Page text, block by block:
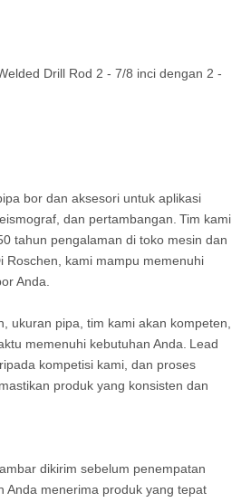
Drill Rod 2 - 7/8 inci dengan 2 -
bor dan aksesori untuk aplikasi
dan pertambangan. Tim kami
tahun pengalaman di toko mesin dan
Roschen, kami mampu memenuhi
Anda.
ukuran pipa, tim kami akan kompeten,
memenuhi kebutuhan Anda. Lead
kompetisi kami, dan proses
produk yang konsisten dan
dikirim sebelum penempatan
Anda menerima produk yang tepat